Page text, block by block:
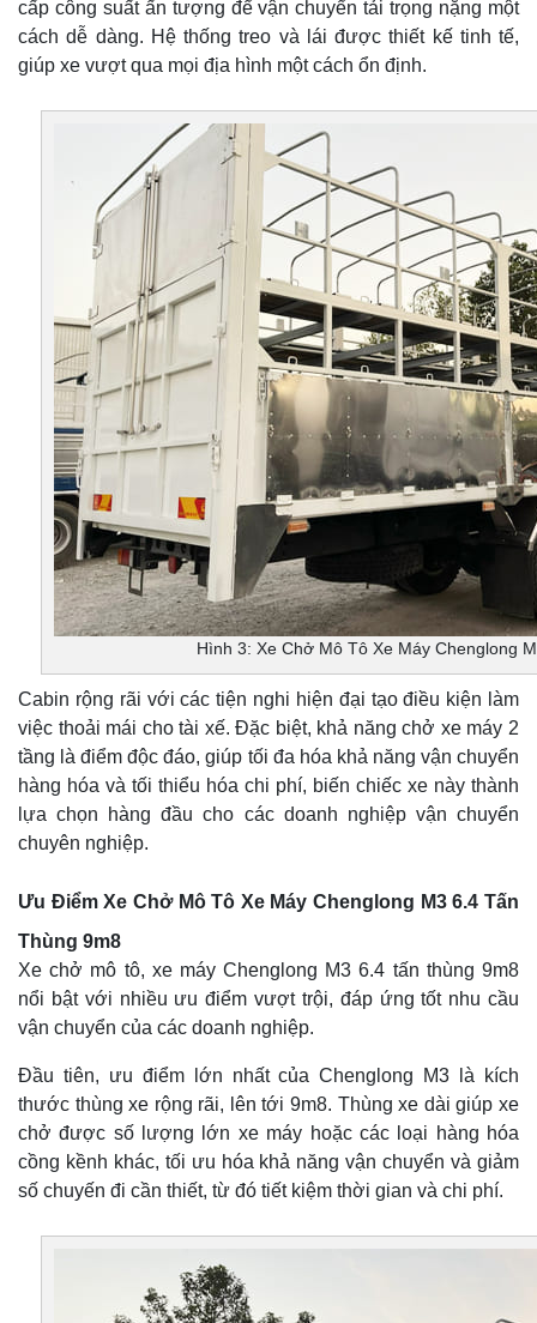
cấp công suất ấn tượng để vận chuyển tải trọng nặng một
cách dễ dàng. Hệ thống treo và lái được thiết kế tinh tế,
giúp xe vượt qua mọi địa hình một cách ổn định.
Hình 3: Xe Chở Mô Tô Xe Máy Chenglong
Cabin rộng rãi với các tiện nghi hiện đại tạo điều kiện làm
việc thoải mái cho tài xế. Đặc biệt, khả năng chở xe máy 2
tầng là điểm độc đáo, giúp tối đa hóa khả năng vận chuyển
hàng hóa và tối thiểu hóa chi phí, biến chiếc xe này thành
lựa chọn hàng đầu cho các doanh nghiệp vận chuyển
chuyên nghiệp.
Ưu Điểm Xe Chở Mô Tô Xe Máy Chenglong M3 6.4 Tấn
Thùng 9m8
Xe chở mô tô, xe máy Chenglong M3 6.4 tấn thùng 9m8
nổi bật với nhiều ưu điểm vượt trội, đáp ứng tốt nhu cầu
vận chuyển của các doanh nghiệp.
Đầu tiên, ưu điểm lớn nhất của Chenglong M3 là kích
thước thùng xe rộng rãi, lên tới 9m8. Thùng xe dài giúp xe
chở được số lượng lớn xe máy hoặc các loại hàng hóa
cồng kềnh khác, tối ưu hóa khả năng vận chuyển và giảm
số chuyến đi cần thiết, từ đó tiết kiệm thời gian và chi phí.